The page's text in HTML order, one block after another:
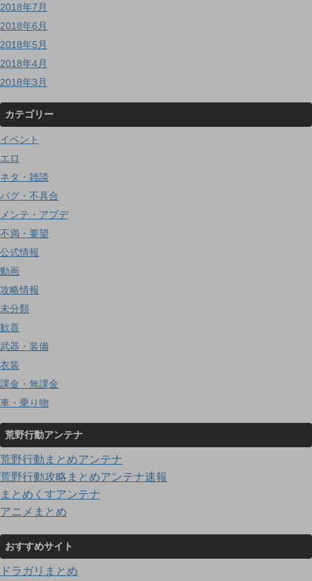
2018年7月
2018年6月
2018年5月
2018年4月
2018年3月
カテゴリー
イベント
エロ
ネタ・雑談
バグ・不具合
メンテ・アプデ
不満・要望
公式情報
動画
攻略情報
未分類
歓喜
武器・装備
衣装
課金・無課金
車・乗り物
荒野行動アンテナ
荒野行動まとめアンテナ
荒野行動攻略まとめアンテナ速報
まとめくすアンテナ
アニメまとめ
おすすめサイト
ドラガリまとめ